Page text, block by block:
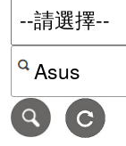
按關鍵字或